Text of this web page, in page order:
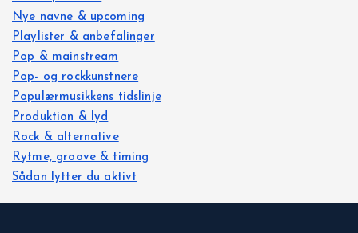
Nye navne & upcoming
Playlister & anbefalinger
Pop & mainstream
Pop- og rockkunstnere
Populærmusikkens tidslinje
Produktion & lyd
Rock & alternative
Rytme, groove & timing
Sådan lytter du aktivt